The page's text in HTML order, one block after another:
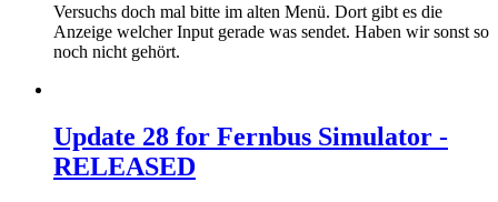
Versuchs doch mal bitte im alten Menü. Dort gibt es die
Anzeige welcher Input gerade was sendet. Haben wir sonst so
noch nicht gehört.
Update 28 for Fernbus Simulator -
RELEASED